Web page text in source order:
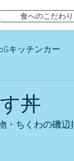
食へのこだわり
キッチンカー
丼
・ちくわの磯辺